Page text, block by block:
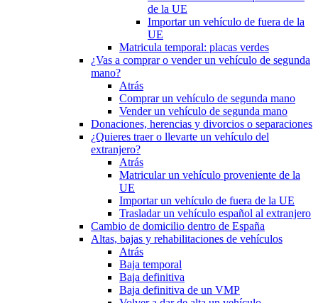
de la UE
Importar un vehículo de fuera de la
UE
Matricula temporal: placas verdes
¿Vas a comprar o vender un vehículo de segunda
mano?
Atrás
Comprar un vehículo de segunda mano
Vender un vehículo de segunda mano
Donaciones, herencias y divorcios o separaciones
¿Quieres traer o llevarte un vehículo del
extranjero?
Atrás
Matricular un vehículo proveniente de la
UE
Importar un vehículo de fuera de la UE
Trasladar un vehículo español al extranjero
Cambio de domicilio dentro de España
Altas, bajas y rehabilitaciones de vehículos
Atrás
Baja temporal
Baja definitiva
Baja definitiva de un VMP